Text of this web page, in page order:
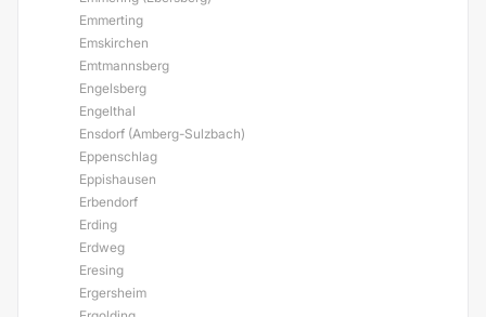
Emmerting
Emskirchen
Emtmannsberg
Engelsberg
Engelthal
Ensdorf (Amberg-Sulzbach)
Eppenschlag
Eppishausen
Erbendorf
Erding
Erdweg
Eresing
Ergersheim